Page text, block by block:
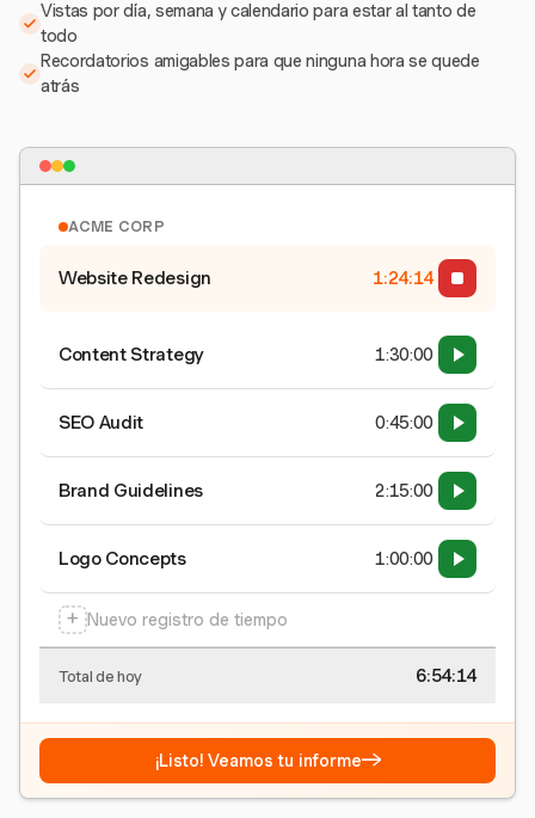
Vistas por día, semana y calendario para estar al tanto de
todo
Recordatorios amigables para que ninguna hora se quede
atrás
ACME CORP
Website Redesign 1:24:15
Content Strategy 1:30:00
SEO Audit 0:45:00
Brand Guidelines 2:15:00
Logo Concepts 1:00:00
+ Nuevo registro de tiempo
Total de hoy 6:54:15
¡Listo! Veamos tu informe→